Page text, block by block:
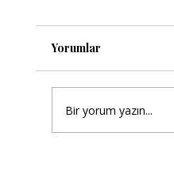
Yorumlar
Bir yorum yazın...